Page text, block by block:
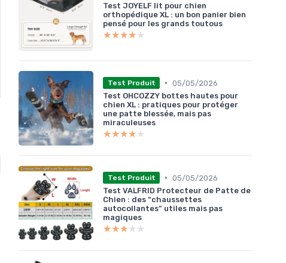
Test JOYELF lit pour chien
orthopédique XL : un bon panier bien
pensé pour les grands toutous
★★★★★
★★★★★
Test Produit • 05/05/2026
Test OHCOZZY bottes hautes pour
chien XL : pratiques pour protéger
une patte blessée, mais pas
miraculeuses
★★★★★
★★★★★
Test Produit • 05/05/2026
Test VALFRID Protecteur de Patte de
Chien : des “chaussettes
autocollantes” utiles mais pas
magiques
★★★★★
★★★★★